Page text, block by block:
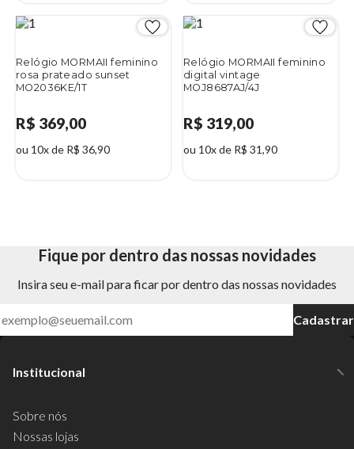
Relógio MORMAII feminino
rosa prateado sunset
MO2036KE/1T
R$ 369,00
ou 10x de R$ 36,90
Relógio MORMAII feminino
digital vintage
MOJ8687AJ/4J
R$ 319,00
ou 10x de R$ 31,90
Fique por dentro das nossas novidades
Insira seu e-mail para ficar por dentro das nossas novidades
Cadastrar
Institucional
Sobre nós
Nossas lojas